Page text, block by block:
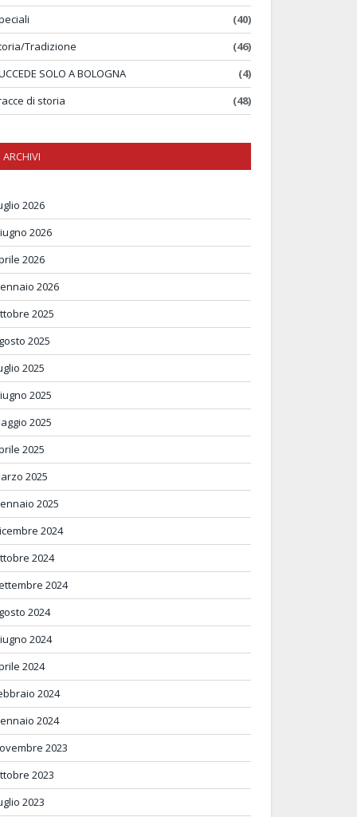
(40)
Tradizione
(46)
SOLO A BOLOGNA
(4)
di storia
(48)
ARCHIVI
2026
2026
2026
2026
2025
2025
2025
2025
2025
2025
2025
2025
2024
2024
2024
2024
2024
2024
2024
2024
2023
2023
2023